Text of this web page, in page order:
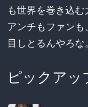
も世界を巻き込む
アンチもファン
目しとるんやろな。
ピックアッ